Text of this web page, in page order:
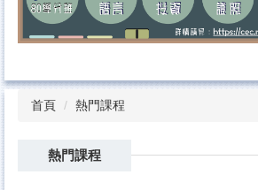
首頁 熱門課程
熱門課程